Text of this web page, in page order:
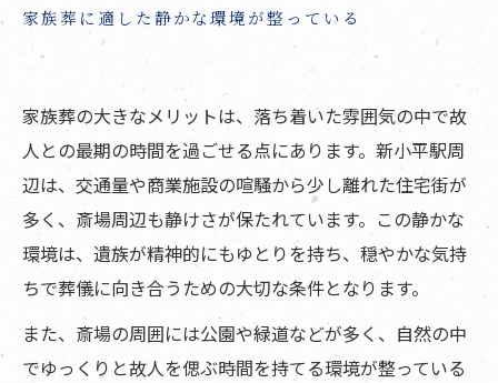
家族葬に適した静かな環境が整っている
家族葬の大きなメリットは、落ち着いた雰囲気の中で故
人との最期の時間を過ごせる点にあります。新小平駅周
辺は、交通量や商業施設の喧騒から少し離れた住宅街が
多く、斎場周辺も静けさが保たれています。この静かな
環境は、遺族が精神的にもゆとりを持ち、穏やかな気持
ちで葬儀に向き合うための大切な条件となります。
また、斎場の周囲には公園や緑道などが多く、自然の中
でゆっくりと故人を偲ぶ時間を持てる環境が整っている